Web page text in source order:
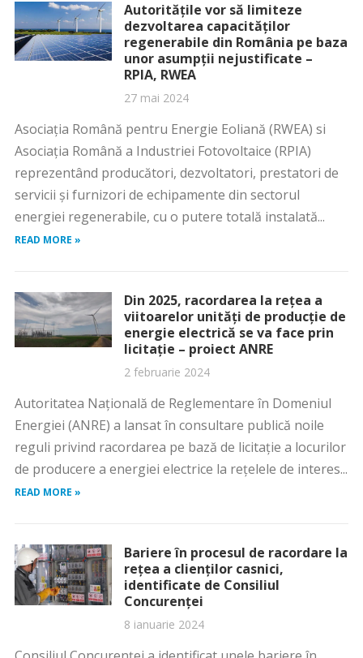
Autoritățile vor să limiteze
dezvoltarea capacităților
regenerabile din România pe baza
unor asumpții nejustificate –
RPIA, RWEA
27 mai 2024
Asociația Română pentru Energie Eoliană (RWEA) si
Asociația Română a Industriei Fotovoltaice (RPIA)
reprezentând producători, dezvoltatori, prestatori de
servicii și furnizori de echipamente din sectorul
energiei regenerabile, cu o putere totală instalată...
READ MORE »
Din 2025, racordarea la rețea a
viitoarelor unități de producție de
energie electrică se va face prin
licitație – proiect ANRE
2 februarie 2024
Autoritatea Naţională de Reglementare în Domeniul
Energiei (ANRE) a lansat în consultare publică noile
reguli privind racordarea pe bază de licitaţie a locurilor
de producere a energiei electrice la reţelele de interes...
READ MORE »
Bariere în procesul de racordare la
rețea a clienților casnici,
identificate de Consiliul
Concurenței
8 ianuarie 2024